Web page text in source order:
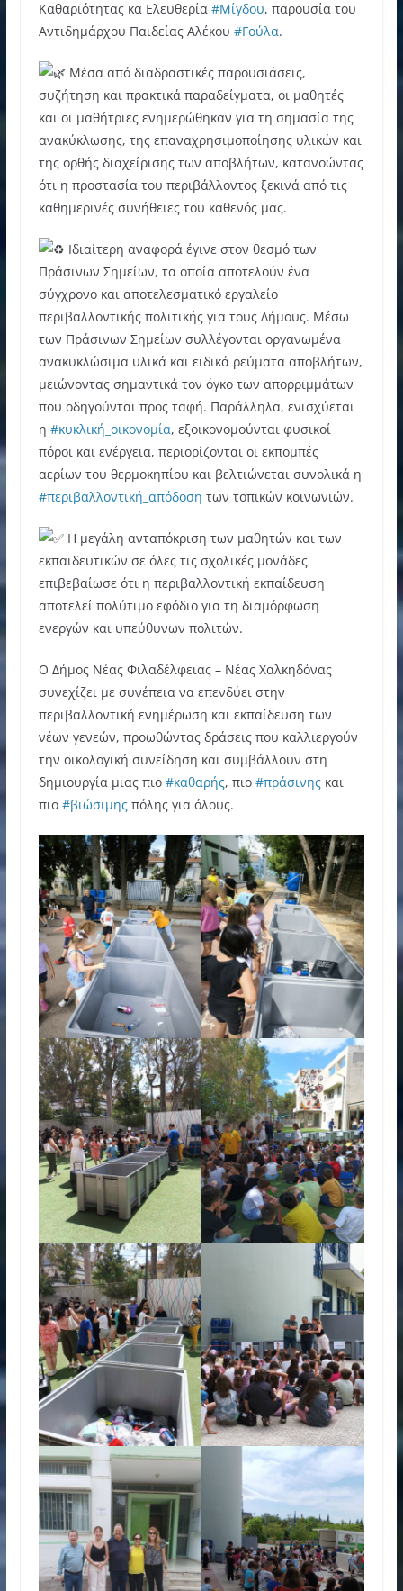
Καθαριότητας κα Ελευθερία #Μίγδου, παρουσία του
Αντιδημάρχου Παιδείας Αλέκου #Γούλα.
Μέσα από διαδραστικές παρουσιάσεις,
συζήτηση και πρακτικά παραδείγματα, οι μαθητές
και οι μαθήτριες ενημερώθηκαν για τη σημασία της
ανακύκλωσης, της επαναχρησιμοποίησης υλικών και
της ορθής διαχείρισης των αποβλήτων, κατανοώντας
ότι η προστασία του περιβάλλοντος ξεκινά από τις
καθημερινές συνήθειες του καθενός μας.
Ιδιαίτερη αναφορά έγινε στον θεσμό των
Πράσινων Σημείων, τα οποία αποτελούν ένα
σύγχρονο και αποτελεσματικό εργαλείο
περιβαλλοντικής πολιτικής για τους Δήμους. Μέσω
των Πράσινων Σημείων συλλέγονται οργανωμένα
ανακυκλώσιμα υλικά και ειδικά ρεύματα αποβλήτων,
μειώνοντας σημαντικά τον όγκο των απορριμμάτων
που οδηγούνται προς ταφή. Παράλληλα, ενισχύεται
η #κυκλική_οικονομία, εξοικονομούνται φυσικοί
πόροι και ενέργεια, περιορίζονται οι εκπομπές
αερίων του θερμοκηπίου και βελτιώνεται συνολικά η
#περιβαλλοντική_απόδοση των τοπικών κοινωνιών.
Η μεγάλη ανταπόκριση των μαθητών και των
εκπαιδευτικών σε όλες τις σχολικές μονάδες
επιβεβαίωσε ότι η περιβαλλοντική εκπαίδευση
αποτελεί πολύτιμο εφόδιο για τη διαμόρφωση
ενεργών και υπεύθυνων πολιτών.
Ο Δήμος Νέας Φιλαδέλφειας – Νέας Χαλκηδόνας
συνεχίζει με συνέπεια να επενδύει στην
περιβαλλοντική ενημέρωση και εκπαίδευση των
νέων γενεών, προωθώντας δράσεις που καλλιεργούν
την οικολογική συνείδηση και συμβάλλουν στη
δημιουργία μιας πιο #καθαρής, πιο #πράσινηςκαι
πιο #βιώσιμηςπόλης για όλους.